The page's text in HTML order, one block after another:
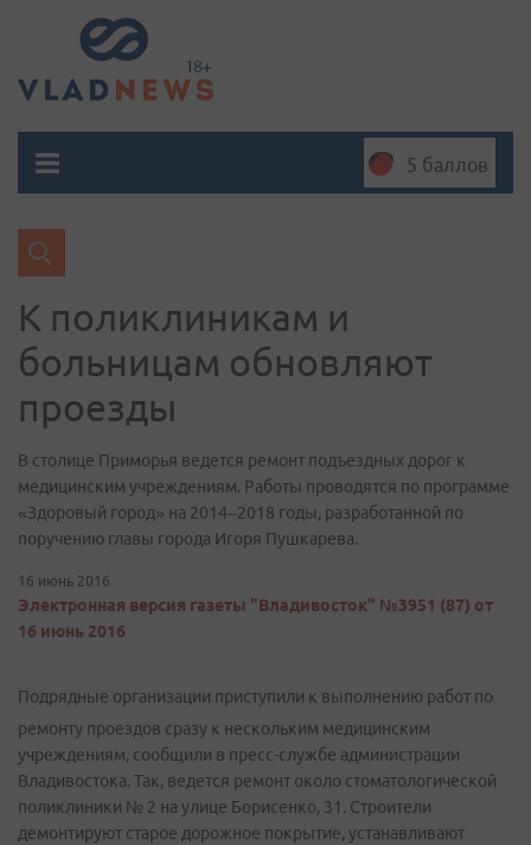
5 баллов
К поликлиникам и
больницам обновляют
проезды
В столице Приморья ведется ремонт подъездных дорог к
медицинским учреждениям. Работы проводятся по программе
«Здоровый город» на 2014–2018 годы, разработанной по
поручению главы города Игоря Пушкарева.
16 июнь 2016
Электронная версия газеты "Владивосток" №3951 (87) от
16 июнь 2016
Подрядные организации приступили к выполнению работ по
ремонту проездов сразу к нескольким медицинским
учреждениям, сообщили в пресс-службе администрации
Владивостока. Так, ведется ремонт около стоматологической
поликлиники № 2 на улице Борисенко, 31. Строители
демонтируют старое дорожное покрытие, устанавливают